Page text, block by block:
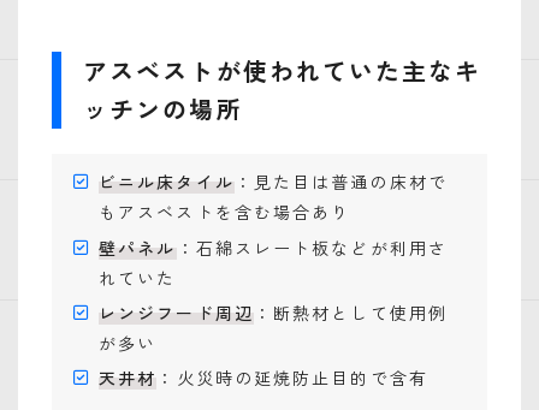
アスベストが使われていた主なキ
ッチンの場所
ビニル床タイル：見た目は普通の床材で
もアスベストを含む場合あり
壁パネル：石綿スレート板などが利用さ
れていた
レンジフード周辺：断熱材として使用例
が多い
天井材 ：火災時の延焼防止目的で含有